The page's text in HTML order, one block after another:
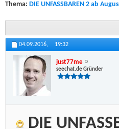
Thema: DIE UNFASSBAREN 2 ab
04.09.2016, 19:32
just77me
seechat.de Gründer
DIE